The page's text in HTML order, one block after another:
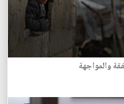
والمواجهة